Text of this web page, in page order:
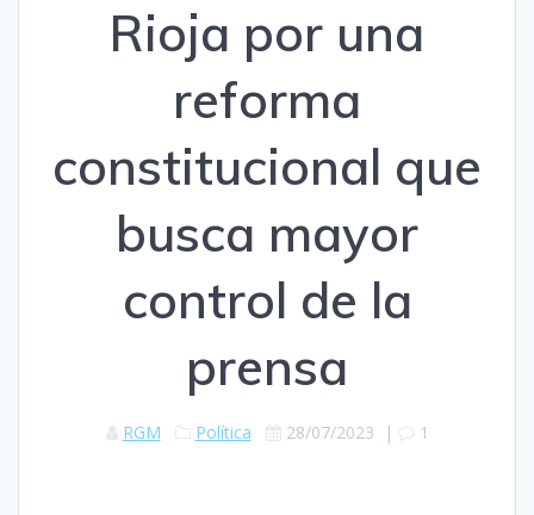
Rioja por una
reforma
constitucional que
busca mayor
control de la
prensa
RGM Política 28/07/2023 | 1